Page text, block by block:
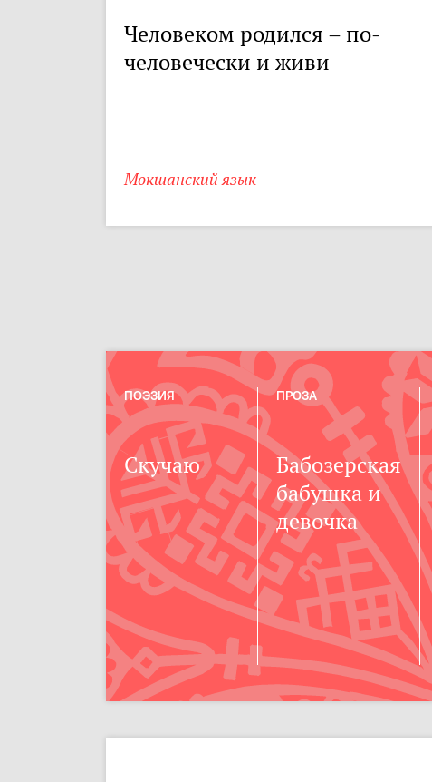
Человеком родился – по-
человечески и живи
Мокшанский язык
Скучаю
ПОЭЗИЯ
Бабозерская
бабушка и
девочка
ПРОЗА